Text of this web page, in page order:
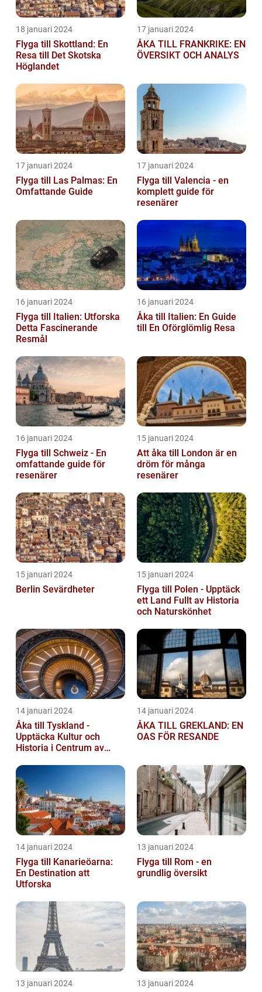
18 januari 2024
Flyga till Skottland: En
Resa till Det Skotska
Höglandet
17 januari 2024
ÅKA TILL FRANKRIKE: EN
ÖVERSIKT OCH ANALYS
17 januari 2024
Flyga till Las Palmas: En
Omfattande Guide
17 januari 2024
Flyga till Valencia - en
komplett guide för
resenärer
16 januari 2024
Flyga till Italien: Utforska
Detta Fascinerande
Resmål
16 januari 2024
Åka till Italien: En Guide
till En Oförglömlig Resa
16 januari 2024
Flyga till Schweiz - En
omfattande guide för
resenärer
15 januari 2024
Att åka till London är en
dröm för många
resenärer
15 januari 2024
Berlin Sevärdheter
15 januari 2024
Flyga till Polen - Upptäck
ett Land Fullt av Historia
och Naturskönhet
14 januari 2024
Åka till Tyskland -
Upptäcka Kultur och
Historia i Centrum av
14 januari 2024
ÅKA TILL GREKLAND: EN
OAS FÖR RESANDE
14 januari 2024
Flyga till Kanarieöarna:
En Destination att
Utforska
13 januari 2024
Flyga till Rom - en
grundlig översikt
13 januari 2024 13 januari 2024